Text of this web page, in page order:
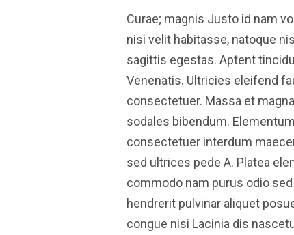
Curae; magnis Justo id nam
nisi velit habitasse, natoque
sagittis egestas. Aptent
Venenatis. Ultricies eleifend
consectetuer. Massa et
sodales bibendum.
consectetuer interdum
sed ultrices pede A. Platea
commodo nam purus odio
hendrerit pulvinar aliquet
congue nisi Lacinia dis